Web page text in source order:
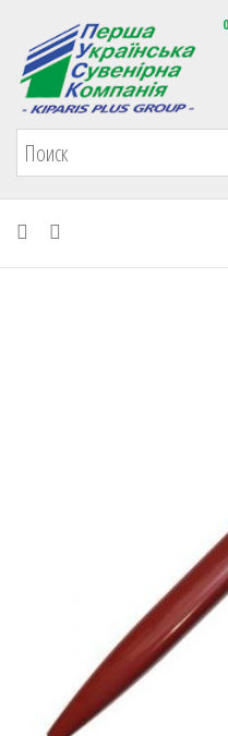
Первая Украинская